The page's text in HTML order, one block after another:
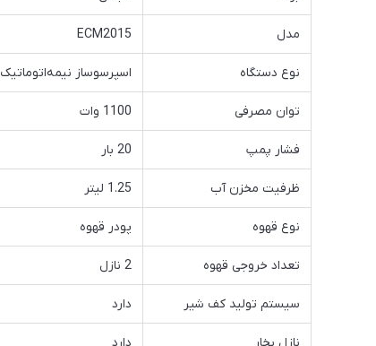
مدل ECM2015
نوع دستگاه اسپرسوساز نیمه‌اتوماتیک
توان مصرفی 1100 وات
فشار پمپ 20 بار
ظرفیت مخزن آب 1.25 لیتر
نوع قهوه پودر قهوه
تعداد خروجی قهوه 2 نازل
سیستم تولید کف شیر دارد